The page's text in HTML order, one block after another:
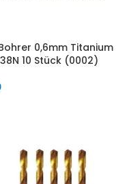
Bohrer 0,6mm Titanium
10 Stück (0002)